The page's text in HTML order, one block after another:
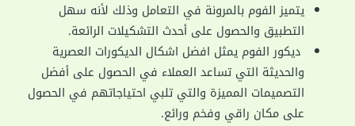
يتميز الفوم بالمرونة في التعامل وذلك لأنه سهل
التطبيق والحصول على أحدث التشكيلات الرائعة.
ديكور الفوم يمثل افضل اشكال الديكورات العصرية
والحديثة التي تساعد العملاء في الحصول على أفضل
التصميمات المميزة والتي تلبي احتياجاتهم في الحصول
على مكان راقي وفخم ورائع.